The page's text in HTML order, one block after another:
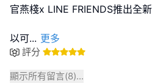
官燕棧x LINE FRIENDS推出全
以可... 更多
評分
顯示所有留言(8)...